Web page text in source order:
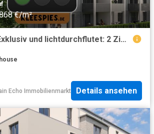
€/m²
70% verkauft: Exklusiv und lichtdurchflutet: 2 Zimmer Penthouse mit Dachterrasse KfW55
Echo Immobilienmarkt Details ansehen